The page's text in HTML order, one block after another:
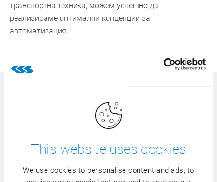
This website uses cookies
We use cookies to personalise content and ads, to
транспортна техника, можем успешно да
реализираме оптимални концепции за
автоматизация.
Потребителски обучения –
индивидуално изготвени според
допълнителна квалификация. Научете директно на